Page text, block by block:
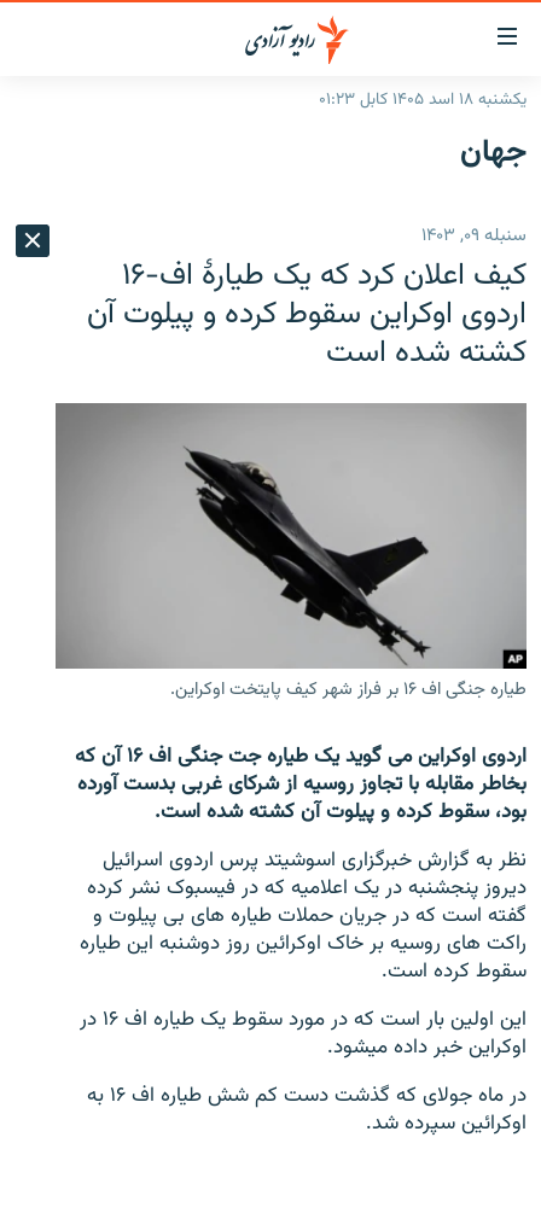
لینک‌های
قابل
دسترسی
به
بازگشت
به
منوی
اصلی
مراجعه
صفحه
گزارش‌ها
منطقه
شرق میانه
جهان
افغانستان
جدول نشرات
مصاحبه‌ها
برنامه‌ها
Azadi English
همۀ سایت‌های رادیو آزادی/ رادیو اروپای آزاد
یکشنبه ۱۸ اسد ۱۴۰۵ کابل ۰۱:۲۳
جهان
سنبله ۰۹, ۱۴۰۳
کیف اعلان کرد که یک طیارهٔ اف-۱۶
اردوی اوکراین سقوط کرده و پیلوت آن
کشته شده است
طیاره جنگی اف ۱۶ بر فراز شهر کیف پایتخت اوکراین.
اردوی اوکراین می گوید یک طیاره جت جنگی اف ۱۶ آن که
بخاطر مقابله با تجاوز روسیه از شرکای غربی بدست آورده
بود،‌ سقوط کرده و پیلوت آن کشته شده است.
نظر به گزارش خبرگزاری اسوشیتد پرس اردوی اسرائیل
دیروز پنجشنبه در یک اعلامیه که در فیسبوک نشر کرده
گفته است که در جریان حملات طیاره های بی پیلوت و
راکت های روسیه بر خاک اوکرائین روز دوشنبه این طیاره
سقوط کرده است.
این اولین بار است که در مورد سقوط یک طیاره اف ۱۶ در
اوکراین خبر داده میشود.
در ماه جولای که گذشت دست کم شش طیاره اف ۱۶ به
اوکرائین سپرده شد.